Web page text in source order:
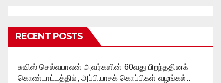
RECENT POSTS
சுவிஸ் செல்வபாலன் அவர்களின் 60வது பிறந்ததினக்
கொண்டாட்டத்தில், அப்பியாசக் கொப்பிகள் வழங்கல்..